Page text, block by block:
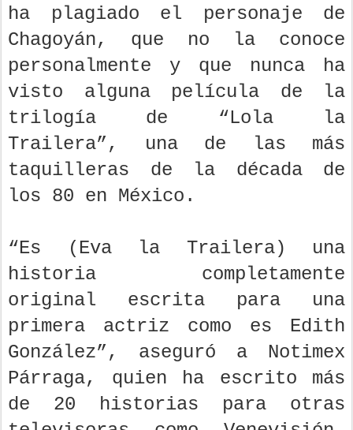
ha plagiado el personaje de
Chagoyán, que no la conoce
personalmente y que nunca ha
visto alguna película de la
trilogía de “Lola la
Trailera”, una de las más
taquilleras de la década de
los 80 en México.
“Es (Eva la Trailera) una
historia completamente
original escrita para una
primera actriz como es Edith
González”, aseguró a Notimex
Párraga, quien ha escrito más
de 20 historias para otras